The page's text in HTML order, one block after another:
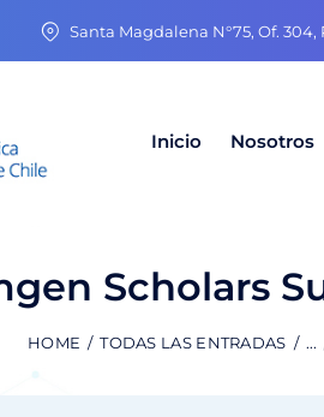
Santa Magdalena N°75, Of. 304,
Inicio Nosotros
Scholars
HOME TODAS LAS ENTRADAS ...